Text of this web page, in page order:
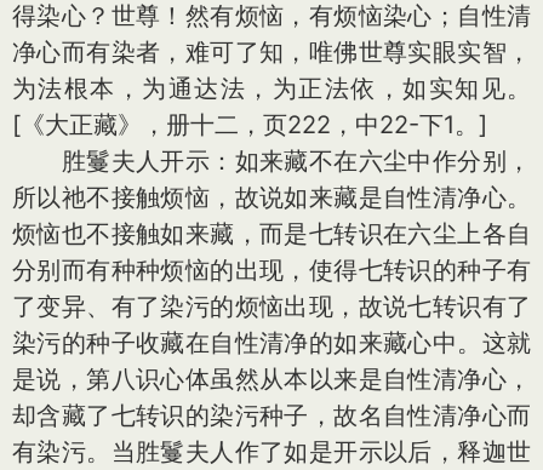
得染心？世尊！然有烦恼，有烦恼染心；自性清
净心而有染者，难可了知，唯佛世尊实眼实智，
为法根本，为通达法，为正法依，如实知见。
[《大正藏》，册十二，页222，中22-下1。]
胜鬘夫人开示：如来藏不在六尘中作分别，
所以祂不接触烦恼，故说如来藏是自性清净心。
烦恼也不接触如来藏，而是七转识在六尘上各自
分别而有种种烦恼的出现，使得七转识的种子有
了变异、有了染污的烦恼出现，故说七转识有了
染污的种子收藏在自性清净的如来藏心中。这就
是说，第八识心体虽然从本以来是自性清净心，
却含藏了七转识的染污种子，故名自性清净心而
有染污。当胜鬘夫人作了如是开示以后，释迦世